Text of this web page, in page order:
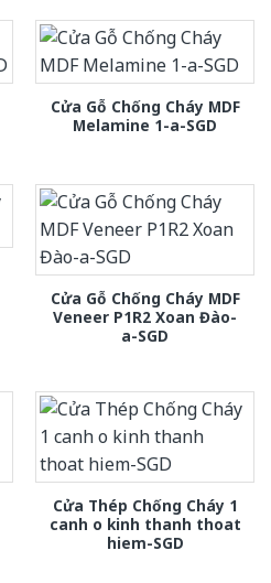
Cửa Gỗ Chống Cháy MDF
Melamine 1-a-SGD
Cửa Gỗ Chống Cháy MDF
Veneer P1R2 Xoan Đào-
a-SGD
Cửa Thép Chống Cháy 1
canh o kinh thanh thoat
hiem-SGD